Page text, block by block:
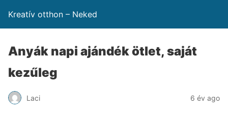
Kreatív otthon – Neked
Anyák napi ajándék ötlet, saját
kezűleg
Laci 6 év ago